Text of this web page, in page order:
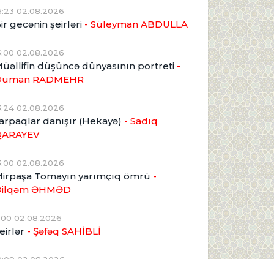
02.08.2026
gecənin şeirləri - Süleyman ABDULLA
02.08.2026
düşüncə dünyasının portreti -
RADMEHR
02.08.2026
danışır (Hekayə) - Sadıq
02.08.2026
Tomayın yarımçıq ömrü -
ƏHMƏD
02.08.2026
- Şəfəq SAHİBLİ